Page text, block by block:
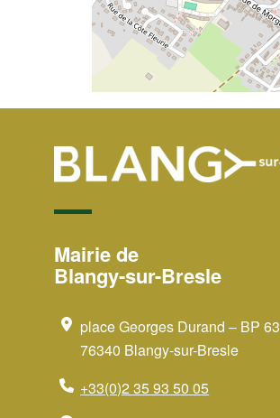
Mairie de
Blangy-sur-Bresle
place Georges Durand – BP 63
76340 Blangy-sur-Bresle
+33(0)2 35 93 50 05